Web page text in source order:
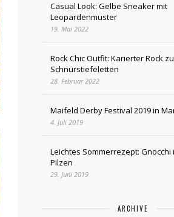
Casual Look: Gelbe Sneaker mit
Leopardenmuster
19. Mai 2022
Rock Chic Outfit: Karierter Rock zu
Schnürstiefeletten
28. Februar 2022
Maifeld Derby Festival 2019 in
4. Juli 2019
Leichtes Sommerrezept: Gnocchi
Pilzen
29. Juni 2019
ARCHIVE